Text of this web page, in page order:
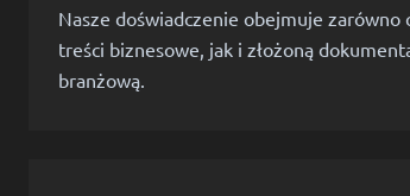
Nasze doświadczenie obejmuje zarówno
treści biznesowe, jak i złożoną
branżową.